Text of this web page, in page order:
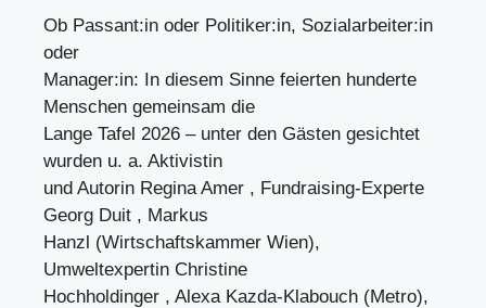
Ob Passant:in oder Politiker:in, Sozialarbeiter:in
oder
Manager:in: In diesem Sinne feierten hunderte
Menschen gemeinsam die
Lange Tafel 2026 – unter den Gästen gesichtet
wurden u. a. Aktivistin
und Autorin Regina Amer , Fundraising-Experte
Georg Duit , Markus
Hanzl (Wirtschaftskammer Wien),
Umweltexpertin Christine
Hochholdinger , Alexa Kazda-Klabouch (Metro),